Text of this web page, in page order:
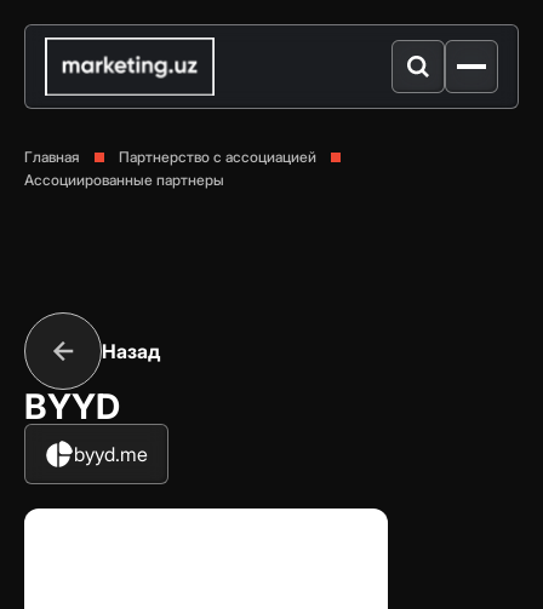
Главная
Партнерство с ассоциацией
Ассоциированные партнеры
Назад
BYYD
byyd.me